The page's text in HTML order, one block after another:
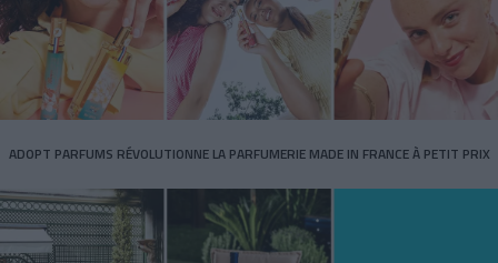
ADOPT PARFUMS RÉVOLUTIONNE LA PARFUMERIE MADE IN FRANCE À PETIT PRIX